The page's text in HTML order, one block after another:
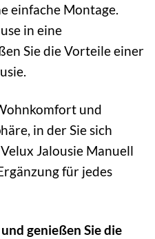
einfache Montage.
in eine
Sie die Vorteile einer
und
in der Sie sich
Jalousie Manuell
für jedes
genießen Sie die